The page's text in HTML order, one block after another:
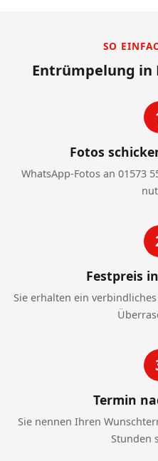
SO
Entrümpelung in
Fotos
WhatsApp-Fotos an 01573
Festpreis
Sie erhalten ein
Termin
Sie nennen Ihren
Stunden